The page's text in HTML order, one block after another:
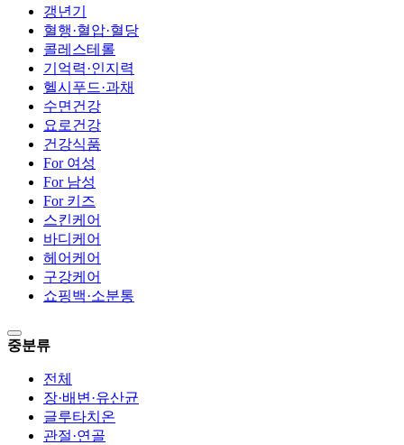
갱년기
혈행·혈압·혈당
콜레스테롤
기억력·인지력
헬시푸드·과채
수면건강
요로건강
건강식품
For 여성
For 남성
For 키즈
스킨케어
바디케어
헤어케어
구강케어
쇼핑백·소분통
중분류
전체
장·배변·유산균
글루타치온
관절·연골